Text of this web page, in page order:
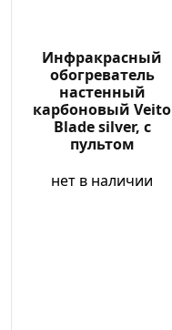
Инфракрасный
обогреватель
настенный
карбоновый Veito
Blade silver, с
пультом
нет в наличии